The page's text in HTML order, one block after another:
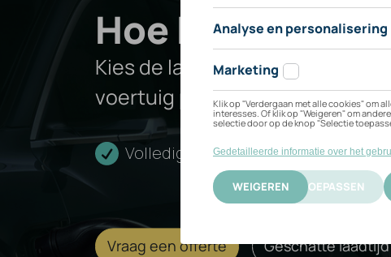
Long
Range
Hoe kan ik mijn
Kies de laadoplossing die het
voertuig past.
Volledige installatie
Vraag een offerte Geschatte laadtijd